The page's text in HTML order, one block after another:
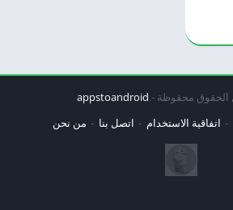
appstoandroid
اتفاقية الاستخدام اتصل بنا من نحن